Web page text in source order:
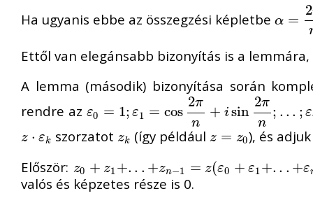
Ha ugyanis ebbe az összegzési képletbe α =
2
α=2 π
Ettől van elegánsabb bizonyítás is a
A lemma (második) bizonyítása során
rendre az ε0 = 1; ε1 = cos
2π
n
+ i sin
2π
n
; . . . ; ε
ε0 =1 ε1=cos 2πn +isin2 πn;... εn−1 = cos
z ⋅ εk
z⋅ ε k szorzatot zk
zk (így például z = z0
z=z0 ), és
Először: z0 + z1+. . . +zn−1 = z(ε0 + ε1+. . . +ε
z0 +z 1+ ...+ z n −1=z(ε 0+ ε1+.. +ε n−1)=0
valós és képzetes része is 0.